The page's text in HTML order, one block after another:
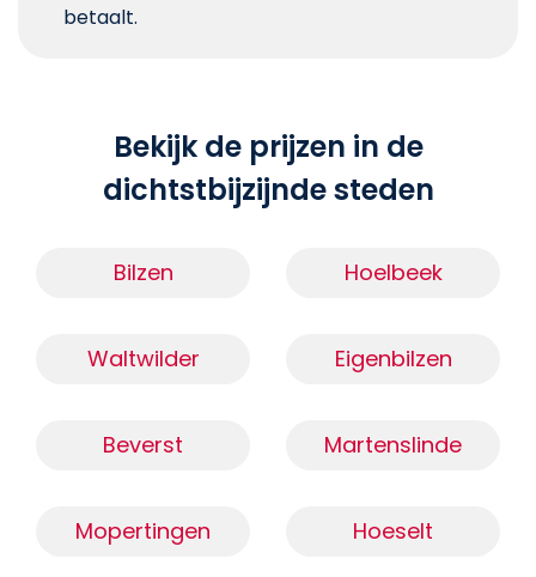
betaalt.
Bekijk de prijzen in de
dichtstbijzijnde steden
Bilzen Hoelbeek
Waltwilder Eigenbilzen
Beverst Martenslinde
Mopertingen Hoeselt